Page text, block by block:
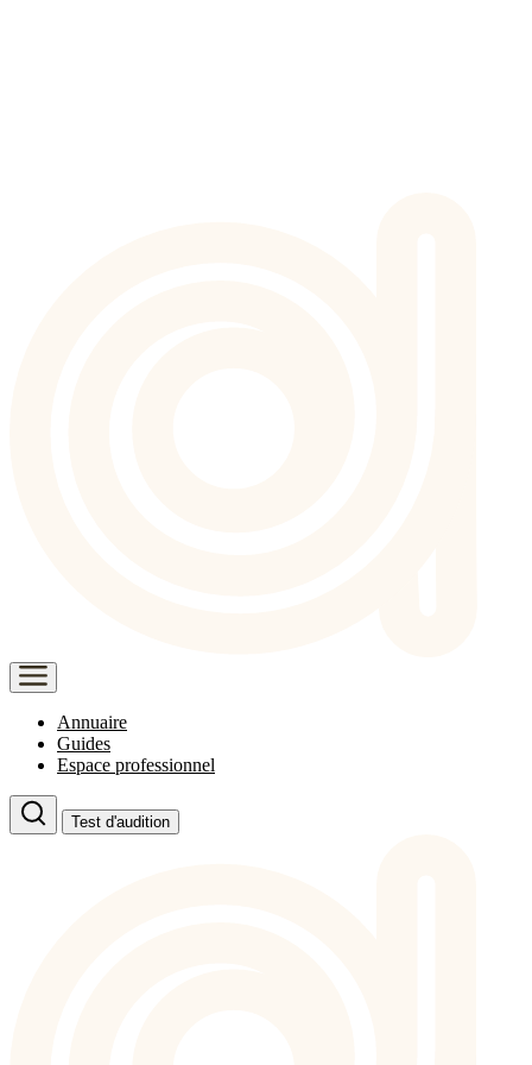
Annuaire
Guides
Espace professionnel
Test d'audition